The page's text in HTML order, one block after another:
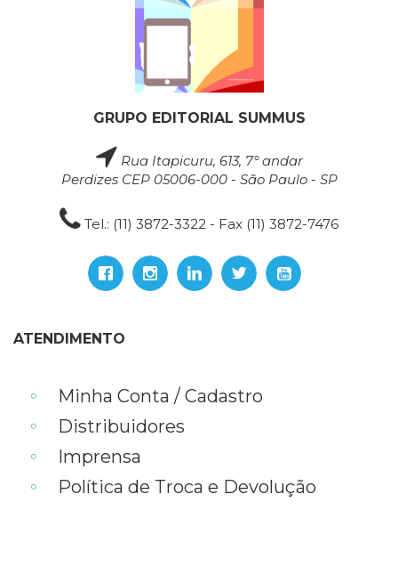
GRUPO EDITORIAL SUMMUS
Rua Itapicuru, 613, 7° andar
Perdizes CEP 05006-000 - São Paulo - SP
Tel.: (11) 3872-3322 - Fax (11) 3872-7476
ATENDIMENTO
Minha Conta / Cadastro
Distribuidores
Imprensa
Política de Troca e Devolução